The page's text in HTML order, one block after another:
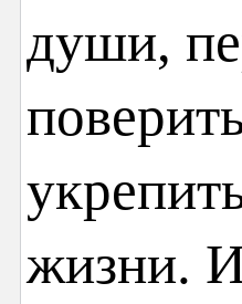
души,
жизни.